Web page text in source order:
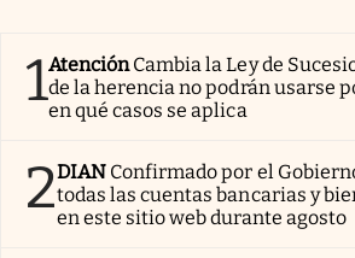
1AtenciónCambia la Ley de
de la herencia no podrán usarse
en qué casos se aplica
2DIAN Confirmado por el
todas las cuentas bancarias y
en este sitio web durante agosto